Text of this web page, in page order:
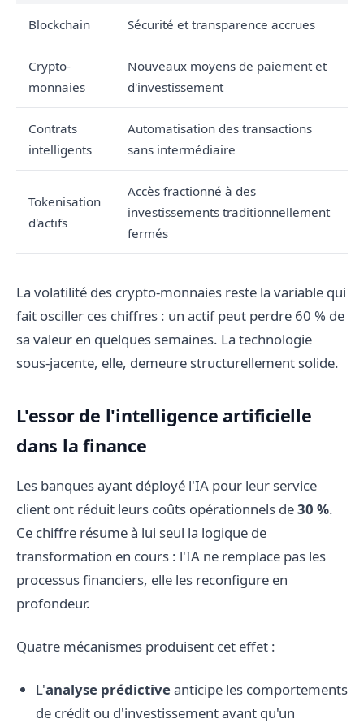
Blockchain Sécurité et transparence accrues
Crypto-
monnaies
Nouveaux moyens de paiement et
d'investissement
Contrats
intelligents
Automatisation des transactions
sans intermédiaire
Tokenisation
d'actifs
Accès fractionné à des
investissements traditionnellement
fermés
La volatilité des crypto-monnaies reste la variable qui
fait osciller ces chiffres : un actif peut perdre 60 % de
sa valeur en quelques semaines. La technologie
sous-jacente, elle, demeure structurellement solide.
L'essor de l'intelligence artificielle
dans la finance
Les banques ayant déployé l'IA pour leur service
client ont réduit leurs coûts opérationnels de30 %.
Ce chiffre résume à lui seul la logique de
transformation en cours : l'IA ne remplace pas les
processus financiers, elle les reconfigure en
profondeur.
Quatre mécanismes produisent cet effet :
L'analyse prédictiveanticipe les comportements
de crédit ou d'investissement avant qu'un